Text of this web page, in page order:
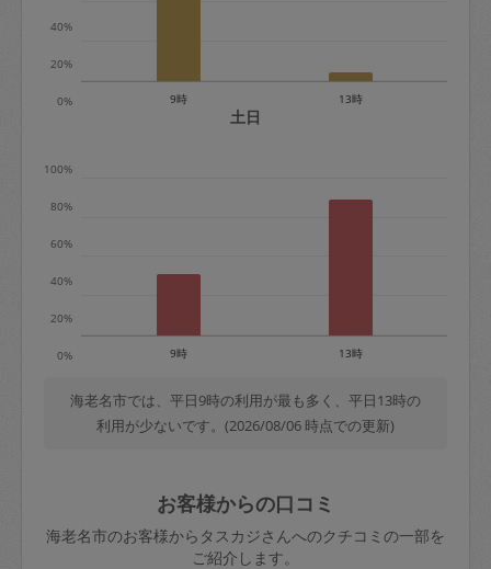
※キャンセル料金の設定について：
相当で料金設定されています。
0%
20%
40%
9時 13時
土日
0%
20%
40%
60%
80%
100%
9時 13時
海老名市では、平日9時の利用が最も多く、平日13時の
利用が少ないです。(2026/08/06 時点での更新)
お客様からの口コミ
海老名市のお客様からタスカジさんへのクチコミの一部を
ご紹介します。